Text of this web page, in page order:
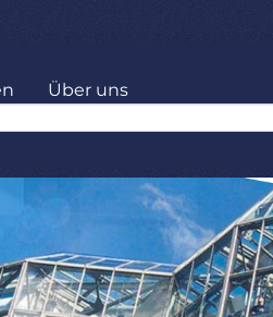
Über uns